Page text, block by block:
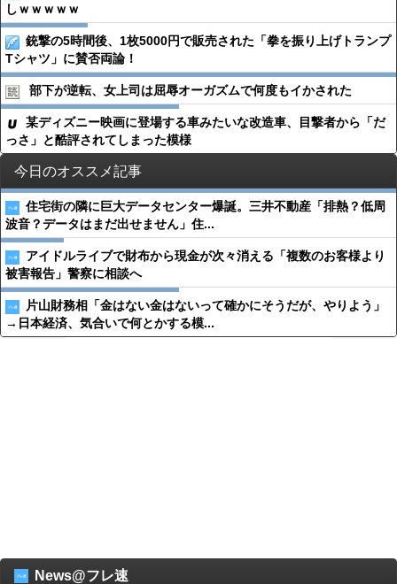
しｗｗｗｗｗ
銃撃の5時間後、1枚5000円で販売された「拳を振り上げトランプ
Tシャツ」に賛否両論！
部下が逆転、女上司は屈辱オーガズムで何度もイかされた
某ディズニー映画に登場する車みたいな改造車、目撃者から「だ
っさ」と酷評されてしまった模様
今日のオススメ記事
住宅街の隣に巨大データセンター爆誕。三井不動産「排熱？低周
波音？データはまだ出せません」住...
アイドルライブで財布から現金が次々消える「複数のお客様より
被害報告」警察に相談へ
片山財務相「金はない金はないって確かにそうだが、やりよう」
→日本経済、気合いで何とかする模...
News@フレ速